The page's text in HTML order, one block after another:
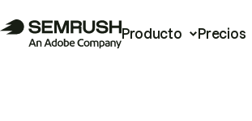
Producto Precios